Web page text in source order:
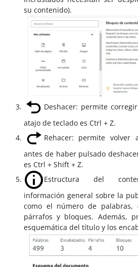
su contenido).
Deshacer: permite
atajo de teclado es Ctrl + Z.
Rehacer: permite
antes de haber pulsado
es Ctrl + Shift + Z.
Estructura del
información general sobre la
como el número de palabras,
párrafos y bloques. Además,
esquemática del título y los